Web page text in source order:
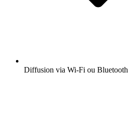
Diffusion via Wi-Fi ou Bluetooth